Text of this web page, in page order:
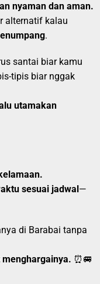
nyaman dan aman.
alternatif kalau
.
santai biar kamu
tipis biar nggak
utamakan
sesuai jadwal—
di Barabai tanpa
⏰🚐